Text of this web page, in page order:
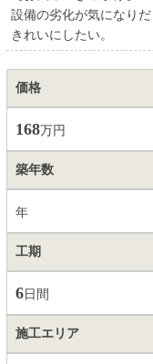
設備の劣化が気になり
きれいにしたい。
価格
168万円
築年数
年
工期
6日間
施工エリア